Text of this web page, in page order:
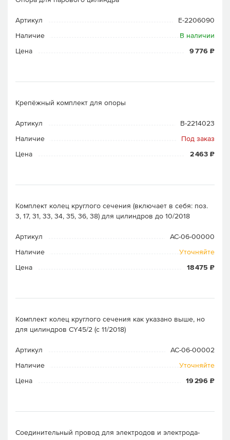
Артикул
E-2206090
Наличие
В наличии
Цена
9 776 ₽
Крепёжный комплект для опоры
Артикул
B-2214023
Наличие
Под заказ
Цена
2 463 ₽
Комплект колец круглого сечения (включает в себя: поз.
3, 17, 31, 33, 34, 35, 36, 38) для цилиндров до 10/2018
Артикул
AC-06-00000
Наличие
Уточняйте
Цена
18 475 ₽
Комплект колец круглого сечения как указано выше, но
для цилиндров CY45/2 (c 11/2018)
Артикул
AC-06-00002
Наличие
Уточняйте
Цена
19 296 ₽
Соединительный провод для электродов и электрода-